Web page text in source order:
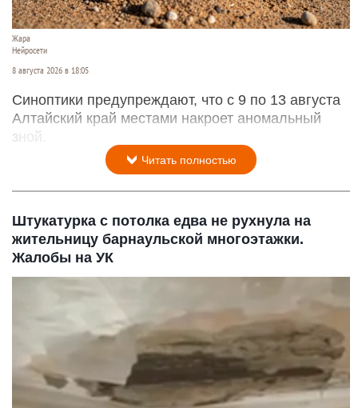
Жара
Нейросети
8 августа 2026 в 18:05
Синоптики предупреждают, что с 9 по 13 августа
Алтайский край местами накроет аномальный
зной.
Читать полностью
Штукатурка с потолка едва не рухнула на
жительницу барнаульской многоэтажки.
Жалобы на УК